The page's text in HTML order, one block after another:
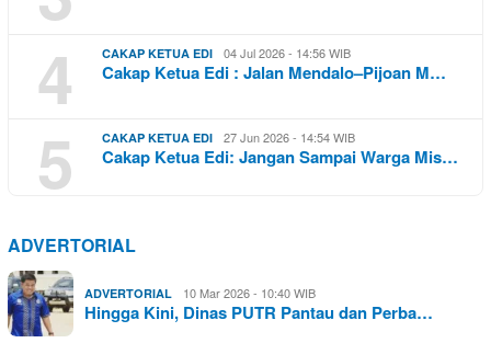
4 CAKAP KETUA EDI 04 Jul 2026 - 14:56 WIB
Cakap Ketua Edi : Jalan Mendalo–Pijoan M…
5 CAKAP KETUA EDI 27 Jun 2026 - 14:54 WIB
Cakap Ketua Edi: Jangan Sampai Warga Mis…
ADVERTORIAL
ADVERTORIAL 10 Mar 2026 - 10:40 WIB
Hingga Kini, Dinas PUTR Pantau dan Perba…